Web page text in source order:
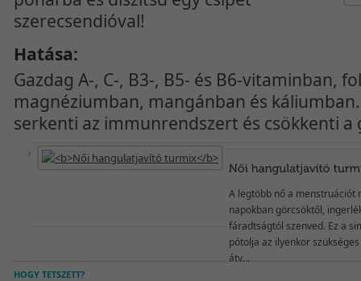
szerecsendióval!
Hatása:
Gazdag A-, C-, B3-, B5- és B6-vitaminban,
magnéziumban, mangánban és
serkenti az immunrendszert és csökkenti a
A legtöbb nő a menstruációt
napokban görcsöktől,
fáradtságtól szenved. Ez a
pótolja az ilyenkor
átv...
HOGY TETSZETT?